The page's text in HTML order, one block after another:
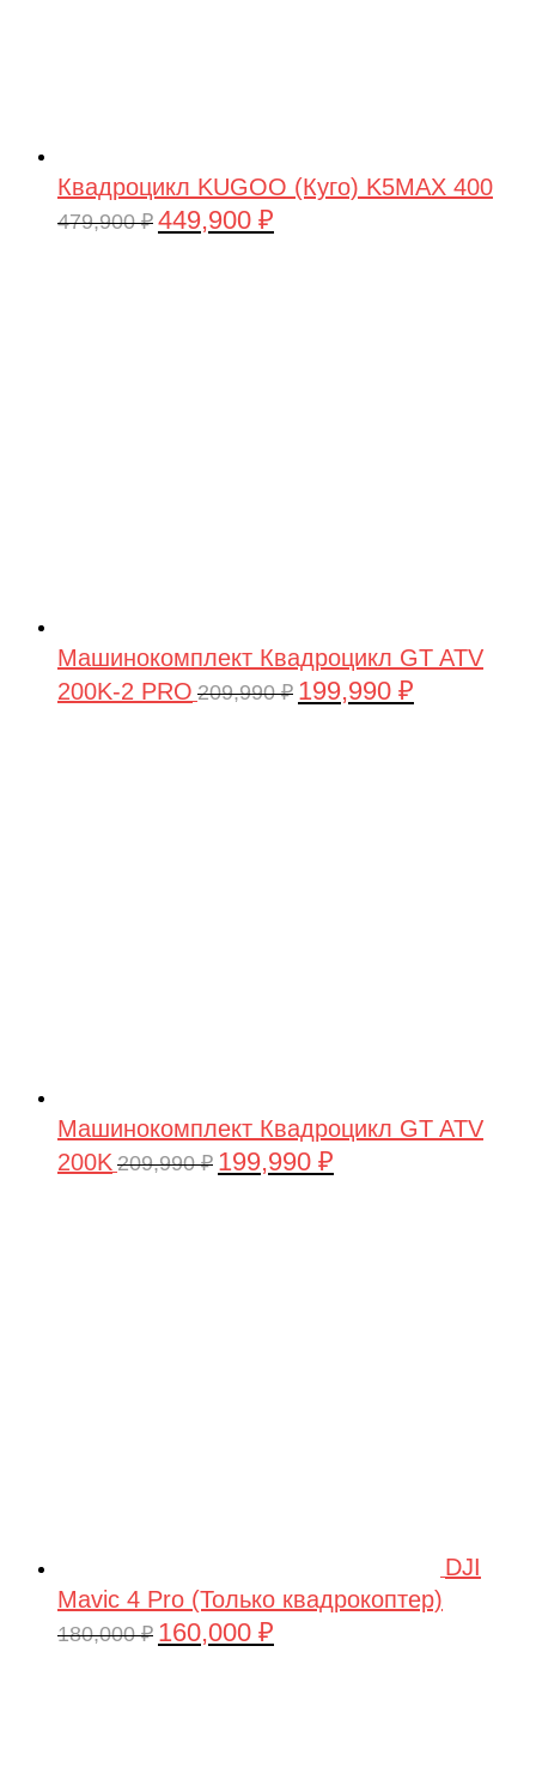
Квадроцикл KUGOO (Куго) K5MAX 400
479,900₽ Первоначальная
449,900 ₽
Машинокомплект Квадроцикл GT ATV
200K-2 PRO 209,990₽ Первоначальная
199,990 ₽
Машинокомплект Квадроцикл GT ATV
200K 209,990₽ Первоначальная
199,990 ₽
DJI
Mavic 4 Pro (Только квадрокоптер)
180,000₽ Первоначальная
160,000 ₽